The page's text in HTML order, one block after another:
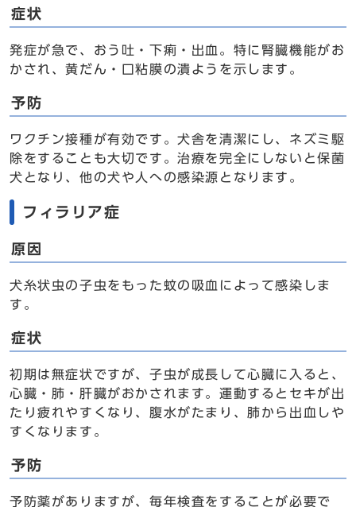
症状
発症が急で、おう吐・下痢・出血。特に腎臓機能がお
かされ、黄だん・口粘膜の潰ようを示します。
予防
ワクチン接種が有効です。犬舎を清潔にし、ネズミ駆
除をすることも大切です。治療を完全にしないと保菌
犬となり、他の犬や人への感染源となります。
フィラリア症
原因
犬糸状虫の子虫をもった蚊の吸血によって感染しま
す。
症状
初期は無症状ですが、子虫が成長して心臓に入ると、
心臓・肺・肝臓がおかされます。運動するとセキが出
たり疲れやすくなり、腹水がたまり、肺から出血しや
すくなります。
予防
予防薬がありますが、毎年検査をすることが必要で